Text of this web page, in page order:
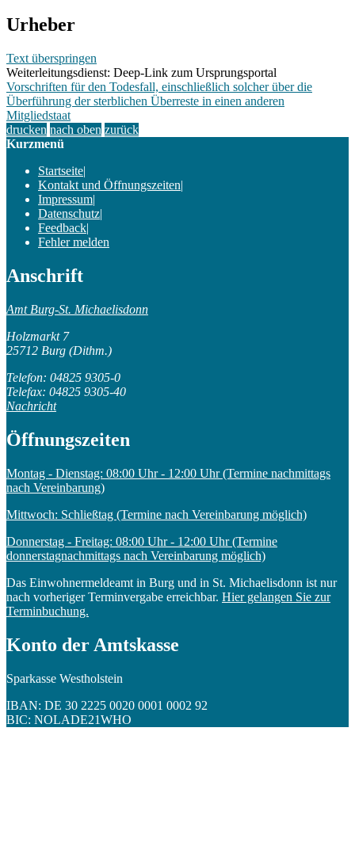
Urheber
Text überspringen
Weiterleitungsdienst: Deep-Link zum Ursprungsportal
Vorschriften für den Todesfall, einschließlich solcher über die
Überführung der sterblichen Überreste in einen anderen
Mitgliedstaat
drucken nach oben zurück
Kurzmenü
Startseite|
Kontakt und Öffnungszeiten|
Impressum|
Datenschutz|
Feedback|
Fehler melden
Anschrift
Amt Burg-St. Michaelisdonn
Holzmarkt 7
25712 Burg (Dithm.)
Telefon: 04825 9305-0
Telefax: 04825 9305-40
Nachricht
Öffnungszeiten
Montag - Dienstag: 08:00 Uhr - 12:00 Uhr (Termine nachmittags
nach Vereinbarung)
Mittwoch: Schließtag (Termine nach Vereinbarung möglich)
Donnerstag - Freitag: 08:00 Uhr - 12:00 Uhr (Termine
donnerstagnachmittags nach Vereinbarung möglich)
Das Einwohnermeldeamt in Burg und in St. Michaelisdonn ist nur
nach vorheriger Terminvergabe erreichbar. Hier gelangen Sie zur
Terminbuchung.
Konto der Amtskasse
Sparkasse Westholstein
IBAN: DE 30 2225 0020 0001 0002 92
BIC: NOLADE21WHO